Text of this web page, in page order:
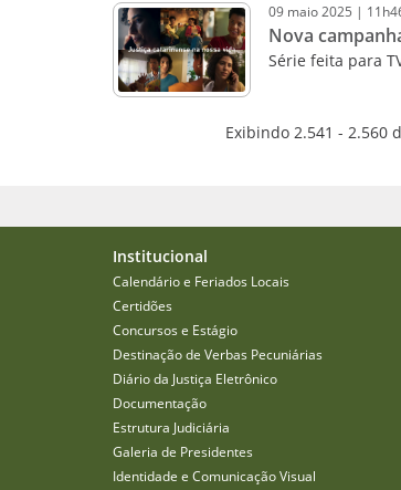
09 maio2025 |
Nova
Série feita para
Exibindo 2.541 - 2.560
Institucional
Calendário e Feriados Locais
Certidões
Concursos e Estágio
Destinação de Verbas Pecuniárias
Diário da Justiça Eletrônico
Documentação
Estrutura Judiciária
Galeria de Presidentes
Identidade e Comunicação Visual